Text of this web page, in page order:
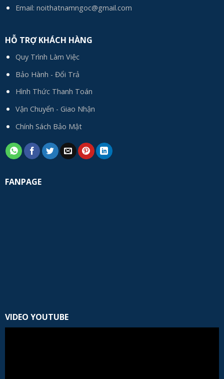
Email: noithatnamngoc@gmail.com
HỖ TRỢ KHÁCH HÀNG
Quy Trình Làm Việc
Bảo Hành - Đổi Trả
Hình Thức Thanh Toán
Vận Chuyển - Giao Nhận
Chính Sách Bảo Mật
FANPAGE
VIDEO YOUTUBE